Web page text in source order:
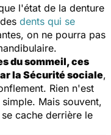
l'état de la denture
dents qui se
on ne pourra pas
du sommeil, ces
la Sécurité sociale,
Rien n'est
Mais souvent,
cache derrière le